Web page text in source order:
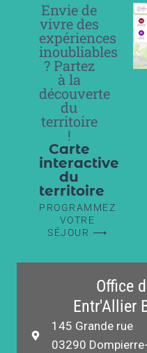
Envie de
vivre des
expériences
inoubliables
? Partez
à la
découverte
du
territoire
!
Carte
interactive
du
territoire
PROGRAMMEZ
VOTRE
SÉJOUR ⟶
Office
Entr'Allier
145 Grande rue
03290